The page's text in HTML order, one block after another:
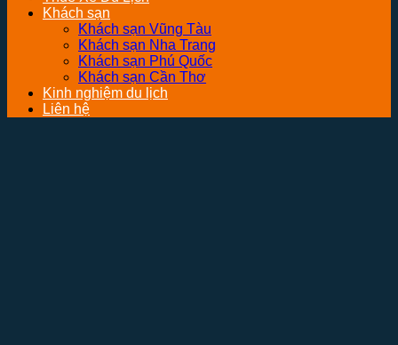
Khách sạn
Khách sạn Vũng Tàu
Khách sạn Nha Trang
Khách sạn Phú Quốc
Khách sạn Cần Thơ
Kinh nghiệm du lịch
Liên hệ